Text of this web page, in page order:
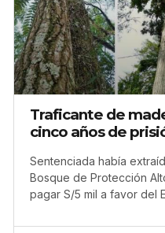
Traficante de
cinco años de
Sentenciada había
Bosque de Protección
pagar S/5 mil a favor del